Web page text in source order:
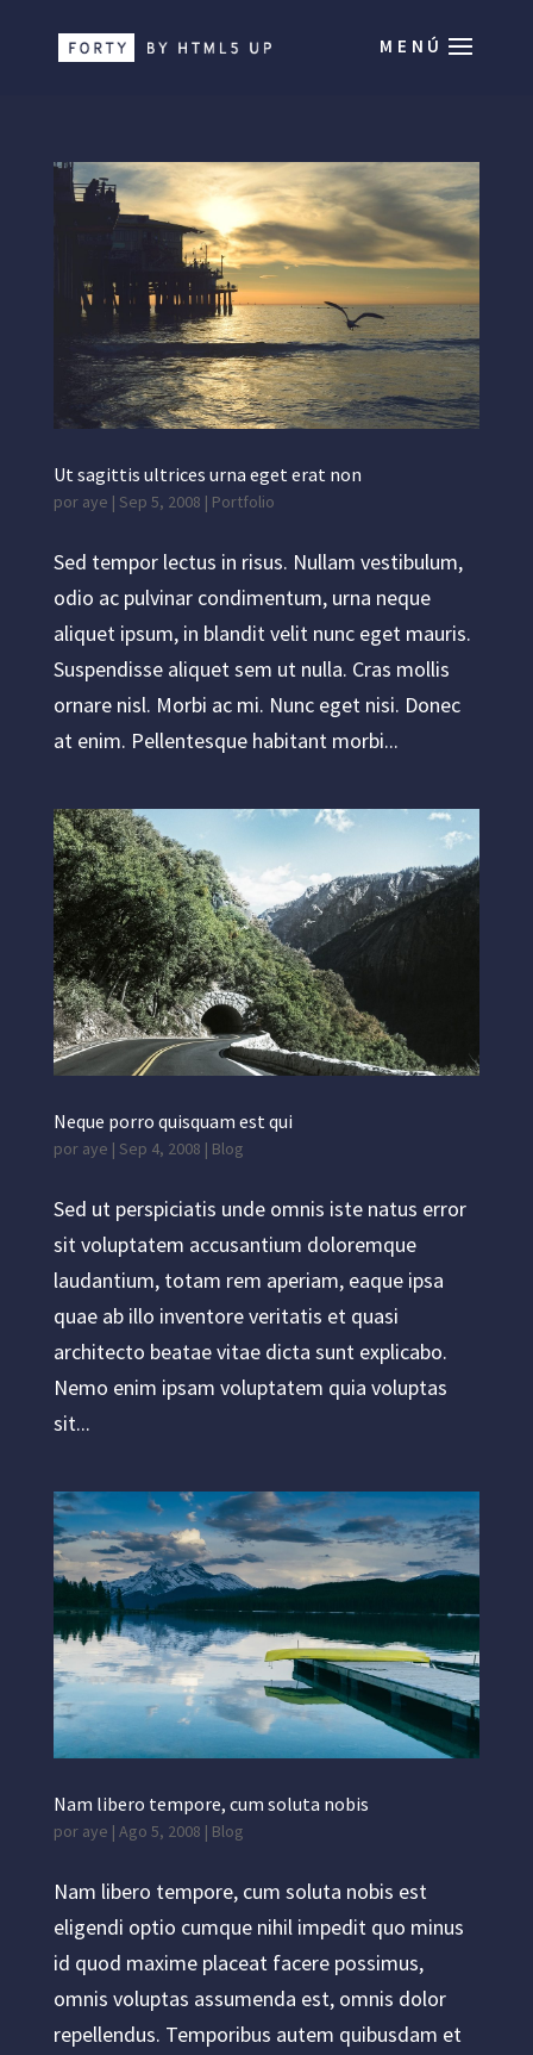
Ut sagittis ultrices urna eget erat non
por aye | Sep 5, 2008 | Portfolio
Sed tempor lectus in risus. Nullam vestibulum,
odio ac pulvinar condimentum, urna neque
aliquet ipsum, in blandit velit nunc eget mauris.
Suspendisse aliquet sem ut nulla. Cras mollis
ornare nisl. Morbi ac mi. Nunc eget nisi. Donec
at enim. Pellentesque habitant morbi...
Neque porro quisquam est qui
por aye | Sep 4, 2008 | Blog
Sed ut perspiciatis unde omnis iste natus error
sit voluptatem accusantium doloremque
laudantium, totam rem aperiam, eaque ipsa
quae ab illo inventore veritatis et quasi
architecto beatae vitae dicta sunt explicabo.
Nemo enim ipsam voluptatem quia voluptas
sit...
Nam libero tempore, cum soluta nobis
por aye | Ago 5, 2008 | Blog
Nam libero tempore, cum soluta nobis est
eligendi optio cumque nihil impedit quo minus
id quod maxime placeat facere possimus,
omnis voluptas assumenda est, omnis dolor
repellendus. Temporibus autem quibusdam et